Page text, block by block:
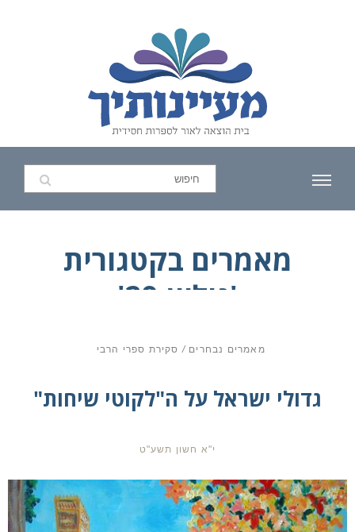
מאמרים בקטגורית
'גיליון-29'
מאמרים נבחרים / סקירת ספרי הרבי
גדולי ישראל על ה"לקוטי שיחות"
י"א חשון תשע"ט